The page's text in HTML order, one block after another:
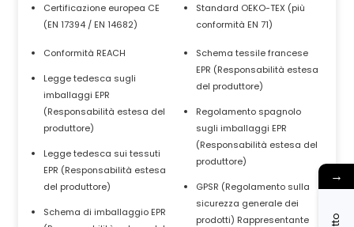
Certificazione europea CE
(EN 17394 / EN 14682)
Standard OEKO-TEX (più
conformità EN 71)
Conformità REACH
Legge tedesca sugli
imballaggi EPR
(Responsabilità estesa del
produttore)
Legge tedesca sui tessuti
EPR (Responsabilità estesa
del produttore)
Schema di imballaggio EPR
Schema tessile francese
EPR (Responsabilità estesa
del produttore)
Regolamento spagnolo
sugli imballaggi EPR
(Responsabilità estesa del
produttore)
GPSR (Regolamento sulla
sicurezza generale dei
prodotti) Rappresentante
→